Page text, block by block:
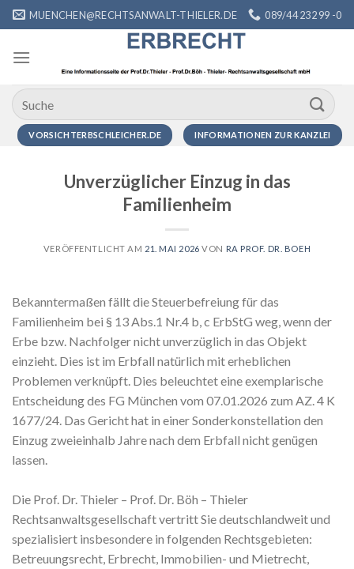
Zum
Inhalt
springen
MUENCHEN@RECHTSANWALT-THIELER.DE 089/44 232 99 -0
VORSICHTERBSCHLEICHER.DE INFORMATIONEN ZUR KANZLEI
Unverzüglicher Einzug in das
Familienheim
VERÖFFENTLICHT AM 21. MAI 2026 VON RA PROF. DR. BOEH
Bekanntermaßen fällt die Steuerbefreiung für das
Familienheim bei § 13 Abs.1 Nr.4 b, c ErbStG weg, wenn der
Erbe bzw. Nachfolger nicht unverzüglich in das Objekt
einzieht. Dies ist im Erbfall natürlich mit erheblichen
Problemen verknüpft. Dies beleuchtet eine exemplarische
Entscheidung des FG München vom 07.01.2026 zum AZ. 4 K
1677/24. Das Gericht hat in einer Sonderkonstellation den
Einzug zweieinhalb Jahre nach dem Erbfall nicht genügen
lassen.
Die Prof. Dr. Thieler – Prof. Dr. Böh – Thieler
Rechtsanwaltsgesellschaft vertritt Sie deutschlandweit und
spezialisiert insbesondere in folgenden Rechtsgebieten:
Betreuungsrecht, Erbrecht, Immobilien- und Mietrecht,